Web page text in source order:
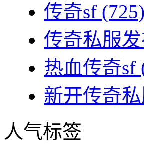
传奇sf (725)
传奇私服
热血传奇sf
新开传奇
人气标签